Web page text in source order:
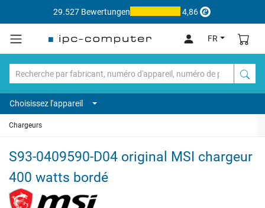
29.527 Bewertungen 4,86
FR
Choisissez l'appareil
Chargeurs
S93-0409590-D04 original MSI chargeur
400 watts bordé